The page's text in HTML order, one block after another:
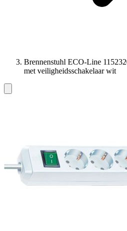
Brennenstuhl ECO-Line
met veiligheidsschakelaar wit